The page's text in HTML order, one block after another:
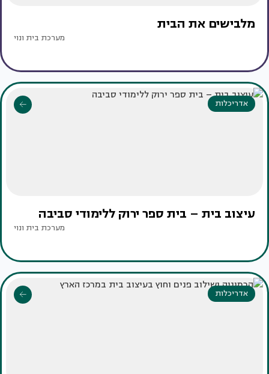
מלבישים את הבית
מערכת בית ונוי
אדריכלות
עיצוב בית – בית ספר ירוק ללימודי סביבה
מערכת בית ונוי
אדריכלות